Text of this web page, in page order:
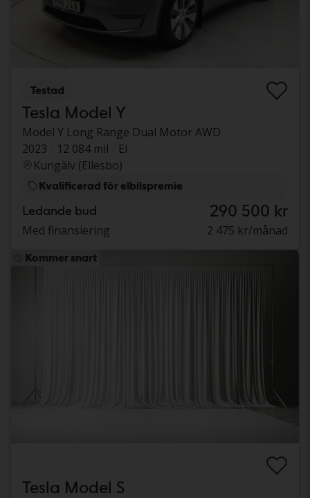
Testad
Tesla Model Y
Model Y Long Range Dual Motor AWD
2023
12 084 mil
El
Kungälv (Ellesbo)
Kvalificerad för elbilspremie
Ledande bud 290 500 kr
Med finansiering 2 475 kr/månad
Kommer snart
Tesla Model S